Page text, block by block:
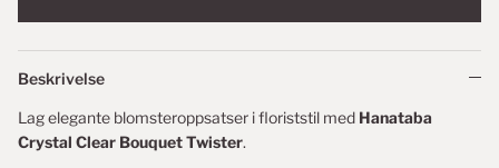
Beskrivelse
Lag elegante blomsteroppsatser i floriststil med Hanataba
Crystal Clear Bouquet Twister.